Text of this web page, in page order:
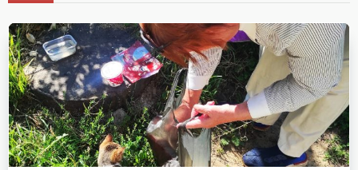
reader-
text">Page</span>